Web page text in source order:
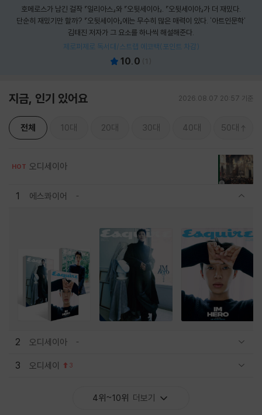
호메로스가 남긴 걸작 『일리아스』와 『오뒷세이아』. 『오뒷세이아』가 더 재밌다.
단순히 재밌기만 할까? 『오뒷세이아』에는 무수히 많은 매력이 있다. '아트인문학'
김태진 저자가 그 요소를 하나씩 해설해준다.
제로퍼제로 독서대/스트랩 에코백(포인트 차감)
10.0 (1 )
지금, 인기 있어요 2026.08.07 20:57 기준
전체 10대 20대 30대 40대 50대
HOT 오디세이아
1 에스콰이어
2 오디세이아
3 오디세이 3
4위~10위 더보기